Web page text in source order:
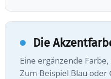
Die
Eine ergänzende
Zum Beispiel Blau oder